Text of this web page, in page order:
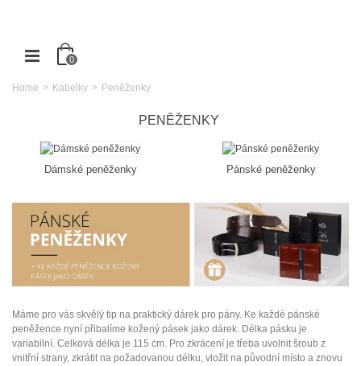
0
Home > Kabelky > Peněženky
PENĚŽENKY
Dámské peněženky Pánské peněženky
Máme pro vás skvělý tip na praktický dárek pro pány. Ke každé pánské
peněžence nyní přibalíme kožený pásek jako dárek. Délka pásku je
variabilní. Celková délka je 115 cm. Pro zkrácení je třeba uvolnit šroub z
vnitřní strany, zkrátit na požadovanou délku, vložit na původní místo a znovu